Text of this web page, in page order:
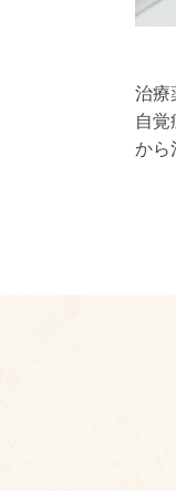
治療
自覚
から